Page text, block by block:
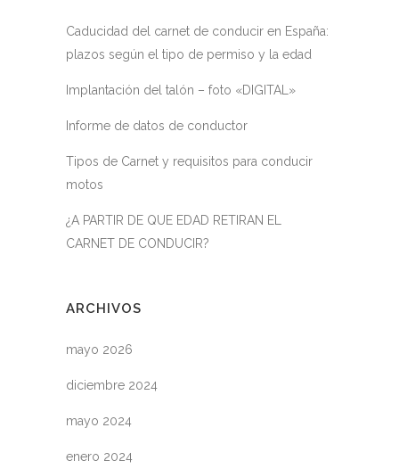
Caducidad del carnet de conducir en España:
plazos según el tipo de permiso y la edad
Implantación del talón – foto «DIGITAL»
Informe de datos de conductor
Tipos de Carnet y requisitos para conducir
motos
¿A PARTIR DE QUE EDAD RETIRAN EL
CARNET DE CONDUCIR?
ARCHIVOS
mayo 2026
diciembre 2024
mayo 2024
enero 2024